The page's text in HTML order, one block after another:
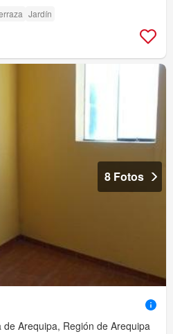
Jardín
8 Fotos
Arequipa, Región de Arequipa